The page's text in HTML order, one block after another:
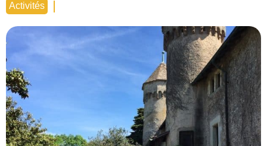
Activités